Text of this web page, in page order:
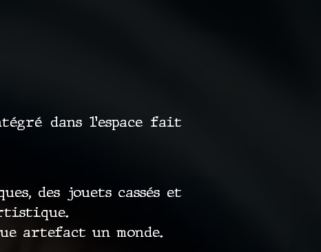
dans l’espace fait
des jouets cassés et
artefact un monde.